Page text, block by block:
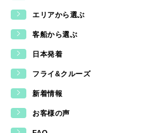
エリアから選ぶ
客船から選ぶ
日本発着
フライ&クルーズ
新着情報
お客様の声